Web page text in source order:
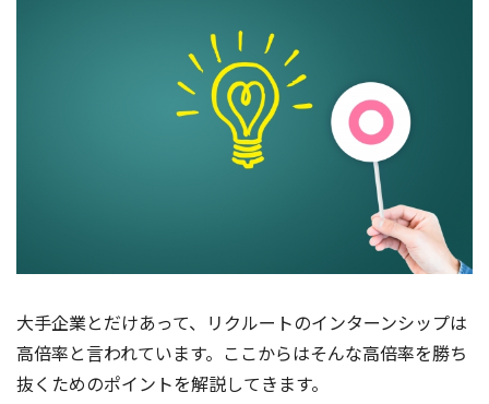
大手企業とだけあって、リクルートのインターンシップは
高倍率と言われています。ここからはそんな高倍率を勝ち
抜くためのポイントを解説してきます。